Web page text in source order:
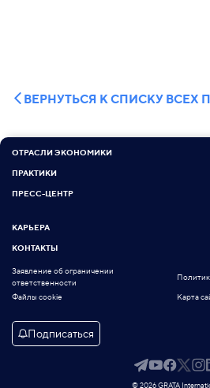
ВЕРНУТЬСЯ К СПИСКУ ВСЕХ
ОТРАСЛИ ЭКОНОМИКИ
ПРАКТИКИ
ПРЕСС-ЦЕНТР
КАРЬЕРА
КОНТАКТЫ
Заявление об ограничении
ответственности
Файлы cookie Карта
Подписаться
© 2026 GRATA